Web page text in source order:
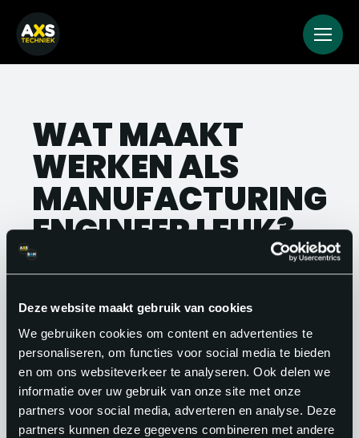
Deze website maakt gebruik van cookies
We gebruiken cookies om content en advertenties te
personaliseren, om functies voor social media te bieden
en om ons websiteverkeer te analyseren. Ook delen we
informatie over uw gebruik van onze site met onze
partners voor social media, adverteren en analyse. Deze
partners kunnen deze gegevens combineren met andere
WAT MAAKT
WERKEN ALS
MANUFACTURING
ENGINEER LEUK?
Je ziet het resultaat van je werk direct
proces, minder uitval, een soepelere
opstart: dat zijn tastbare resultaten.
Bovendien combineer je data-analyse
met praktische uitvoering, wat het werk
intellectueel uitdagend maakt en nooit